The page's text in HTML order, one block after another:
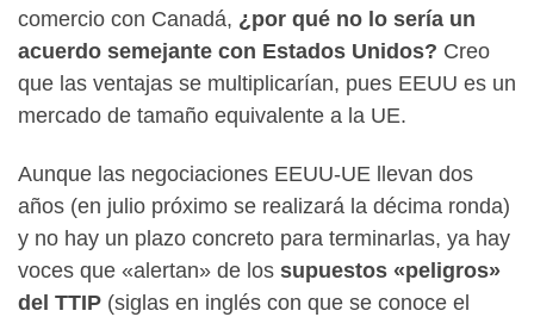
comercio con Canadá, ¿por qué no lo sería un
acuerdo semejante con Estados Unidos? Creo
que las ventajas se multiplicarían, pues EEUU es un
mercado de tamaño equivalente a la UE.
Aunque las negociaciones EEUU-UE llevan dos
años (en julio próximo se realizará la décima ronda)
y no hay un plazo concreto para terminarlas, ya hay
voces que «alertan» de los supuestos «peligros»
del TTIP (siglas en inglés con que se conoce el